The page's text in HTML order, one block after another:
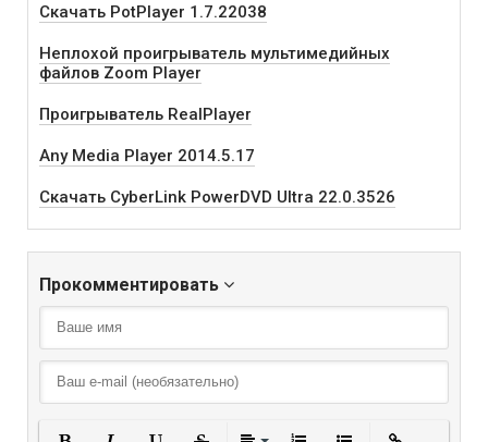
Скачать PotPlayer 1.7.22038
Неплохой проигрыватель мультимедийных
файлов Zoom Player
Проигрыватель RealPlayer
Any Media Player 2014.5.17
Скачать CyberLink PowerDVD Ultra 22.0.3526
Прокомментировать